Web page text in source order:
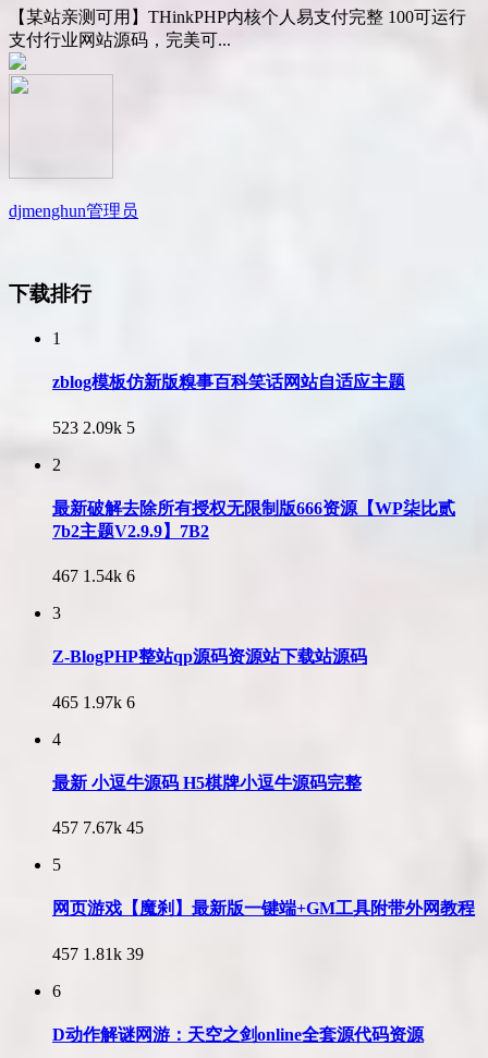
【某站亲测可用】THinkPHP内核个人易支付完整 100可运行
支付行业网站源码，完美可...
djmenghun管理员
下载排行
1
zblog模板仿新版糗事百科笑话网站自适应主题
523 2.09k 5
2
最新破解去除所有授权无限制版666资源【WP柒比贰
7b2主题V2.9.9】7B2
467 1.54k 6
3
Z-BlogPHP整站qp源码资源站下载站源码
465 1.97k 6
4
最新 小逗牛源码 H5棋牌小逗牛源码完整
457 7.67k 45
5
网页游戏【魔刹】最新版一键端+GM工具附带外网教程
457 1.81k 39
6
D动作解谜网游：天空之剑online全套源代码资源